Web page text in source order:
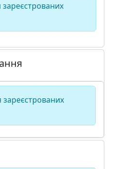
зареєстрованих
зареєстрованих